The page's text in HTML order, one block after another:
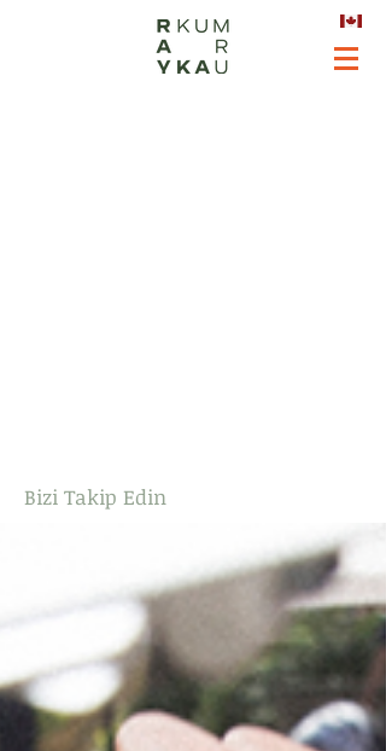
Bizi Takip Edin